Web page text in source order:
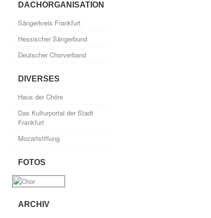
DACHORGANISATION
Sängerkreis Frankfurt
Hessischer Sängerbund
Deutscher Chorverband
DIVERSES
Haus der Chöre
Das Kulturportal der Stadt
Frankfurt
Mozartstiftung
FOTOS
ARCHIV